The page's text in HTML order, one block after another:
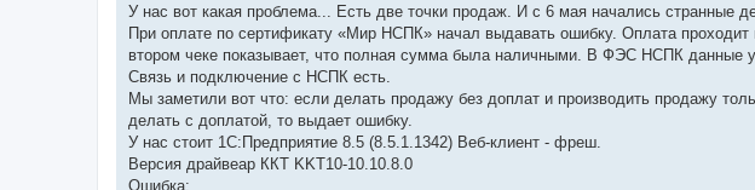
щ
е
и
е
У нас вот какая проблема... Есть две точки продаж. И с 6 мая начались странные
При оплате по сертификату «Мир НСПК» начал выдавать ошибку. Оплата
втором чеке показывает, что полная сумма была наличными. В ФЭС НСПК данные
Связь и подключение с НСПК есть.
Мы заметили вот что: если делать продажу без доплат и производить продажу
делать с доплатой, то выдает ошибку.
У нас стоит 1С:Предприятие 8.5 (8.5.1.1342) Веб-клиент - фреш.
Версия драйвеар ККТ KKT10-10.10.8.0
Ошибка: